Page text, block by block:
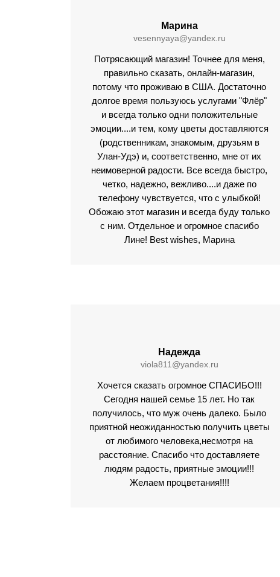
Марина
vesennyaya@yandex.ru
Потрясающий магазин! Точнее для меня,
правильно сказать, онлайн-магазин,
потому что проживаю в США. Достаточно
долгое время пользуюсь услугами "Флёр"
и всегда только одни положительные
эмоции....и тем, кому цветы доставляются
(родственникам, знакомым, друзьям в
Улан-Удэ) и, соответственно, мне от их
неимоверной радости. Все всегда быстро,
четко, надежно, вежливо....и даже по
телефону чувствуется, что с улыбкой!
Обожаю этот магазин и всегда буду только
с ним. Отдельное и огромное спасибо
Лине! Best wishes, Марина
Надежда
viola811@yandex.ru
Хочется сказать огромное СПАСИБО!!!
Сегодня нашей семье 15 лет. Но так
получилось, что муж очень далеко. Было
приятной неожиданностью получить цветы
от любимого человека,несмотря на
расстояние. Спасибо что доставляете
людям радость, приятные эмоции!!!
Желаем процветания!!!!